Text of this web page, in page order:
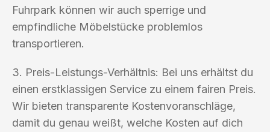
Fuhrpark können wir auch sperrige und
empfindliche Möbelstücke problemlos
transportieren.
3. Preis-Leistungs-Verhältnis: Bei uns erhältst du
einen erstklassigen Service zu einem fairen Preis.
Wir bieten transparente Kostenvoranschläge,
damit du genau weißt, welche Kosten auf dich